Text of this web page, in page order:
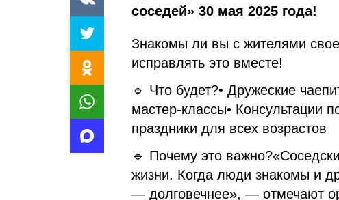
соседей» 30 мая 2025 года!
Знакомы ли вы с жителями
исправлять это вместе!
🔹 Что будет?• Дружеские
мастер-классы• Консультации
праздники для всех возрастов
🔹 Почему это
жизни. Когда люди знакомы и
— долговечнее», — отмечают